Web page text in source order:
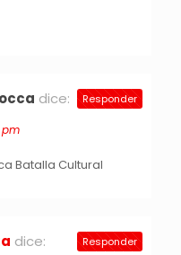
dice:
pm
Batalla Cultural
Responder
dice: Responder